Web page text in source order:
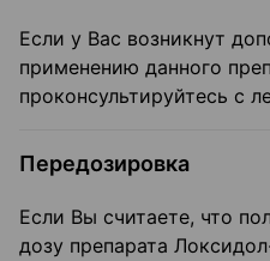
Если у Вас возникнут
применению данного
проконсультируйтесь с
Передозировка
Если Вы считаете, что
дозу препарата